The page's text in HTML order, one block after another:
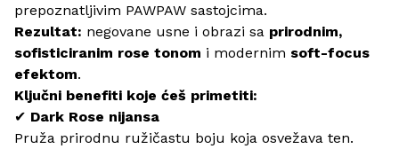
prepoznatljivim PAWPAW sastojcima.
Rezultat: negovane usne i obrazi sa prirodnim,
sofisticiranim rose tonom i modernim soft-focus
efektom.
Ključni benefiti koje ćeš primetiti:
✔ Dark Rose nijansa
Pruža prirodnu ružičastu boju koja osvežava ten.